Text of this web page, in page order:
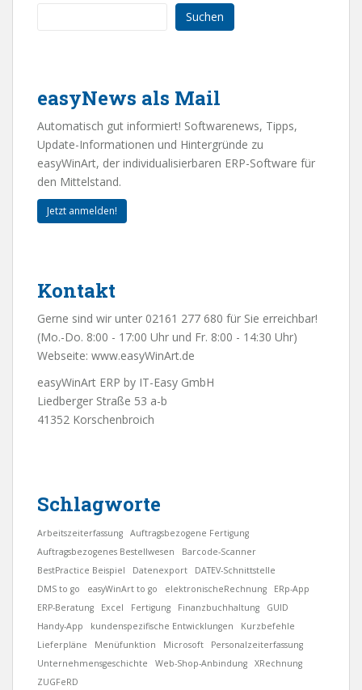
Suchen
easyNews als Mail
Automatisch gut informiert! Softwarenews, Tipps,
Update-Informationen und Hintergründe zu
easyWinArt, der individualisierbaren ERP-Software für
den Mittelstand.
Jetzt anmelden!
Kontakt
Gerne sind wir unter 02161 277 680 für Sie erreichbar!
(Mo.-Do. 8:00 - 17:00 Uhr und Fr. 8:00 - 14:30 Uhr)
Webseite: www.easyWinArt.de
easyWinArt ERP by IT-Easy GmbH
Liedberger Straße 53 a-b
41352 Korschenbroich
Schlagworte
Arbeitszeiterfassung
Auftragsbezogene Fertigung
Auftragsbezogenes Bestellwesen
Barcode-Scanner
BestPractice Beispiel
Datenexport
DATEV-Schnittstelle
DMS to go
easyWinArt to go elektronischeRechnung
ERp-App
ERP-Beratung
Excel Fertigung Finanzbuchhaltung
GUID
Handy-App
kundenspezifische Entwicklungen
Kurzbefehle
Lieferpläne
Menüfunktion Microsoft
Personalzeiterfassung
Unternehmensgeschichte
Web-Shop-Anbindung
XRechnung
ZUGFeRD